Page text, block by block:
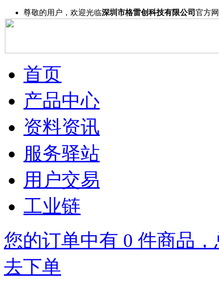
尊敬的用户，欢迎光临深圳市格雷创科技有限公司 官方
首页
产品中心
资料资讯
服务驿站
用户交易
工业链
您的订单中有 0 件商品
去下单